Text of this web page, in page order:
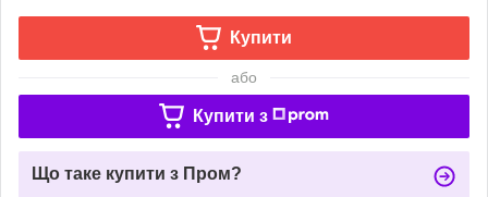
Купити
або
Купити з
Що таке купити з Пром?